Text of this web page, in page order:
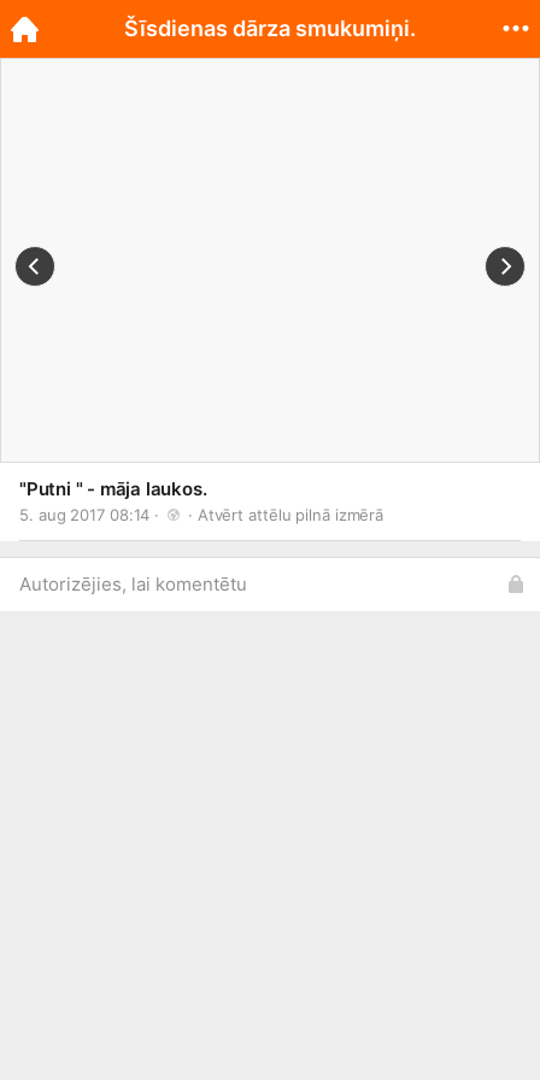
"Putni " - māja laukos.
5. aug 2017 08:14 · · Atvērt attēlu pilnā izmērā
Autorizējies, lai komentētu
Šīsdienas dārza smukumiņi.